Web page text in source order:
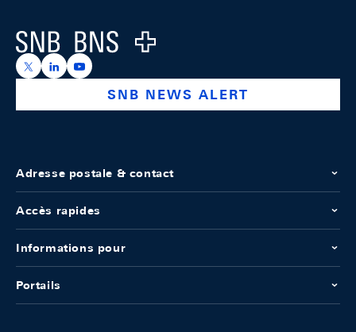
Logo
https://x.com/snb_bns
https://ch.linkedin.com/company/swiss-national-
https://www.youtube.com/@swissnationalbank
SNB NEWS ALERT
Adresse postale & contact
Accès rapides
Informations pour
Portails